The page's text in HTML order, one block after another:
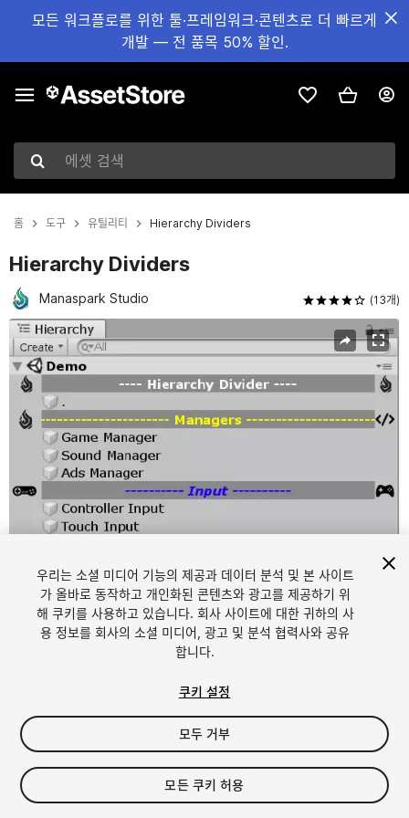
모든 워크플로를 위한 툴·프레임워크·콘텐츠로 더 빠르게
개발 — 전 품목 50% 할인.
에셋 검색
홈 도구 유틸리티 Hierarchy Dividers
Hierarchy Dividers
Manaspark Studio (13개)
현재 슬라이드: 1 / 4
1/4
FREE
in the past week
우리는 소셜 미디어 기능의 제공과 데이터 분석 및 본 사이트
가 올바로 동작하고 개인화된 콘텐츠와 광고를 제공하기 위
해 쿠키를 사용하고 있습니다. 회사 사이트에 대한 귀하의 사
용 정보를 회사의 소셜 미디어, 광고 및 분석 협력사와 공유
합니다.
쿠키 설정
모두 거부
모든 쿠키 허용